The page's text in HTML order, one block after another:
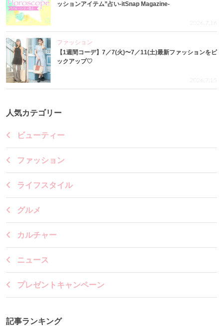
ッションアイテム”占い-itSnap Magazine-
2026.7.16
ファッション
【1週間コーデ】7／7(火)〜7／11(土)最新ファッションをピ
ックアップ♡
2026.7.15
人気カテゴリー
ビューティー
ファッション
ライフスタイル
グルメ
カルチャー
ニュース
プレゼントキャンペーン
記事ランキング